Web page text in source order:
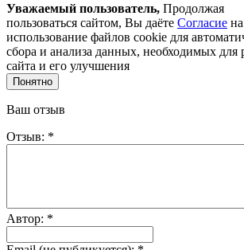
Уважаемый пользователь, Продолжая
пользоваться сайтом, Вы даёте Согласие на
использование файлов cookie для
сбора и анализа данных, необходимых для
сайта и его улучшения
Понятно
Ваш отзыв
Отзыв: *
Автор: *